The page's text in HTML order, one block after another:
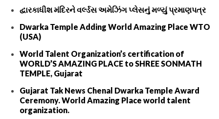
દ્વારકાધીશ મંદિરને વર્લ્ડસ અમેઝિંગ પ્લેસનું મળ્યું પ્રમાણપત્ર
Dwarka Temple Adding World Amazing Place WTO
(USA)
World Talent Organization’s certification of
WORLD’S AMAZING PLACE to SHREE SONMATH
TEMPLE, Gujarat
Gujarat Tak News Chenal Dwarka Temple Award
Ceremony. World Amazing Place world talent
organization.